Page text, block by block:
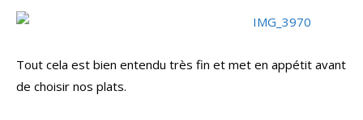
Tout cela est bien entendu très fin et met en appétit avant
de choisir nos plats.